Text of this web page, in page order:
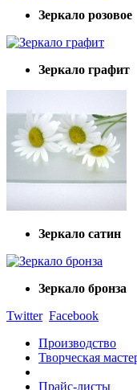
Зеркало розовое
Зеркало графит
Зеркало сатин
Зеркало бронза
Twitter Facebook
Производство
Творческая
Прайс-листы